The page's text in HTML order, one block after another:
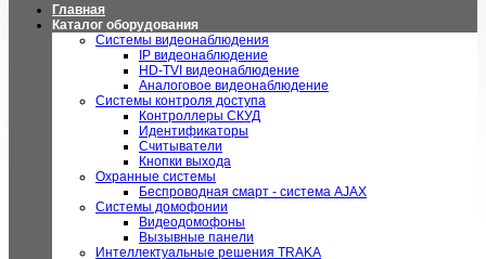
Главная
Каталог оборудования
Системы видеонаблюдения
IP видеонаблюдение
HD-TVI видеонаблюдение
Аналоговое видеонаблюдение
Системы контроля доступа
Контроллеры СКУД
Идентификаторы
Считыватели
Кнопки выхода
Охранные системы
Беспроводная смарт - система AJAX
Системы домофонии
Видеодомофоны
Вызывные панели
Интеллектуальные решения TRAKA